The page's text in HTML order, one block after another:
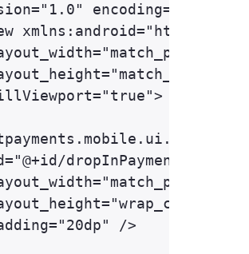
encoding="utf-
xmlns:android="http://
dropInPaymentView"
/>